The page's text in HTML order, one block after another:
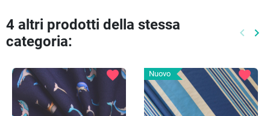
4 altri prodotti della stessa
categoria:
keyboard_arrow_left keyboard_arrow_right
favorite Nuovo favorite